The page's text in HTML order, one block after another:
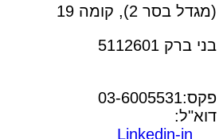
(מגדל בסר 2), קומה 19
בני ברק 5112601
פקס:03-6005531
דוא"ל:
Linkedin-in